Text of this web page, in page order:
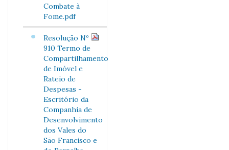
Combate à
Fome.pdf
Resolução Nº
910 Termo de
Compartilhamento
de Imóvel e
Rateio de
Despesas -
Escritório da
Companhia de
Desenvolvimento
dos Vales do
São Francisco e